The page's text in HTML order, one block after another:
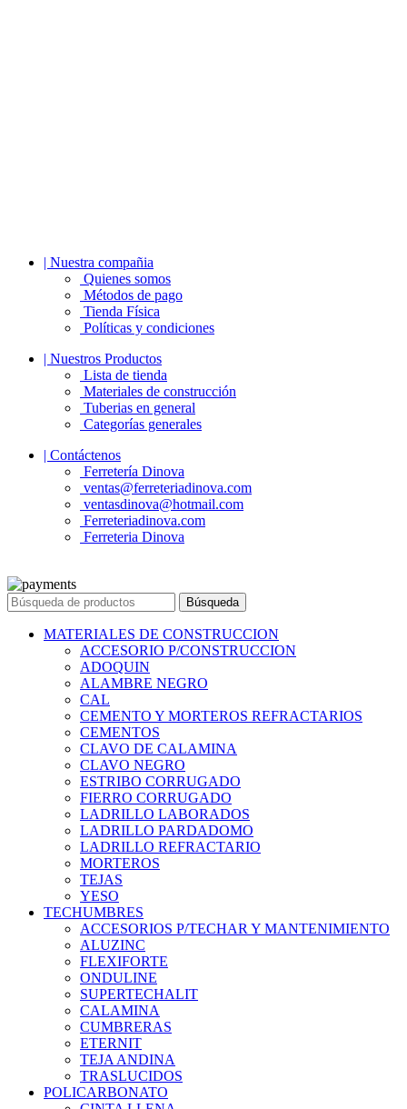
| Nuestra compañia
Quienes somos
Métodos de pago
Tienda Física
Políticas y condiciones
| Nuestros Productos
Lista de tienda
Materiales de construcción
Tuberias en general
Categorías generales
| Contáctenos
Ferretería Dinova
ventas@ferreteriadinova.com
ventasdinova@hotmail.com
Ferreteriadinova.com
Ferreteria Dinova
Búsqueda
MATERIALES DE CONSTRUCCION
ACCESORIO P/CONSTRUCCION
ADOQUIN
ALAMBRE NEGRO
CAL
CEMENTO Y MORTEROS REFRACTARIOS
CEMENTOS
CLAVO DE CALAMINA
CLAVO NEGRO
ESTRIBO CORRUGADO
FIERRO CORRUGADO
LADRILLO LABORADOS
LADRILLO PARDADOMO
LADRILLO REFRACTARIO
MORTEROS
TEJAS
YESO
TECHUMBRES
ACCESORIOS P/TECHAR Y MANTENIMIENTO
ALUZINC
FLEXIFORTE
ONDULINE
SUPERTECHALIT
CALAMINA
CUMBRERAS
ETERNIT
TEJA ANDINA
TRASLUCIDOS
POLICARBONATO